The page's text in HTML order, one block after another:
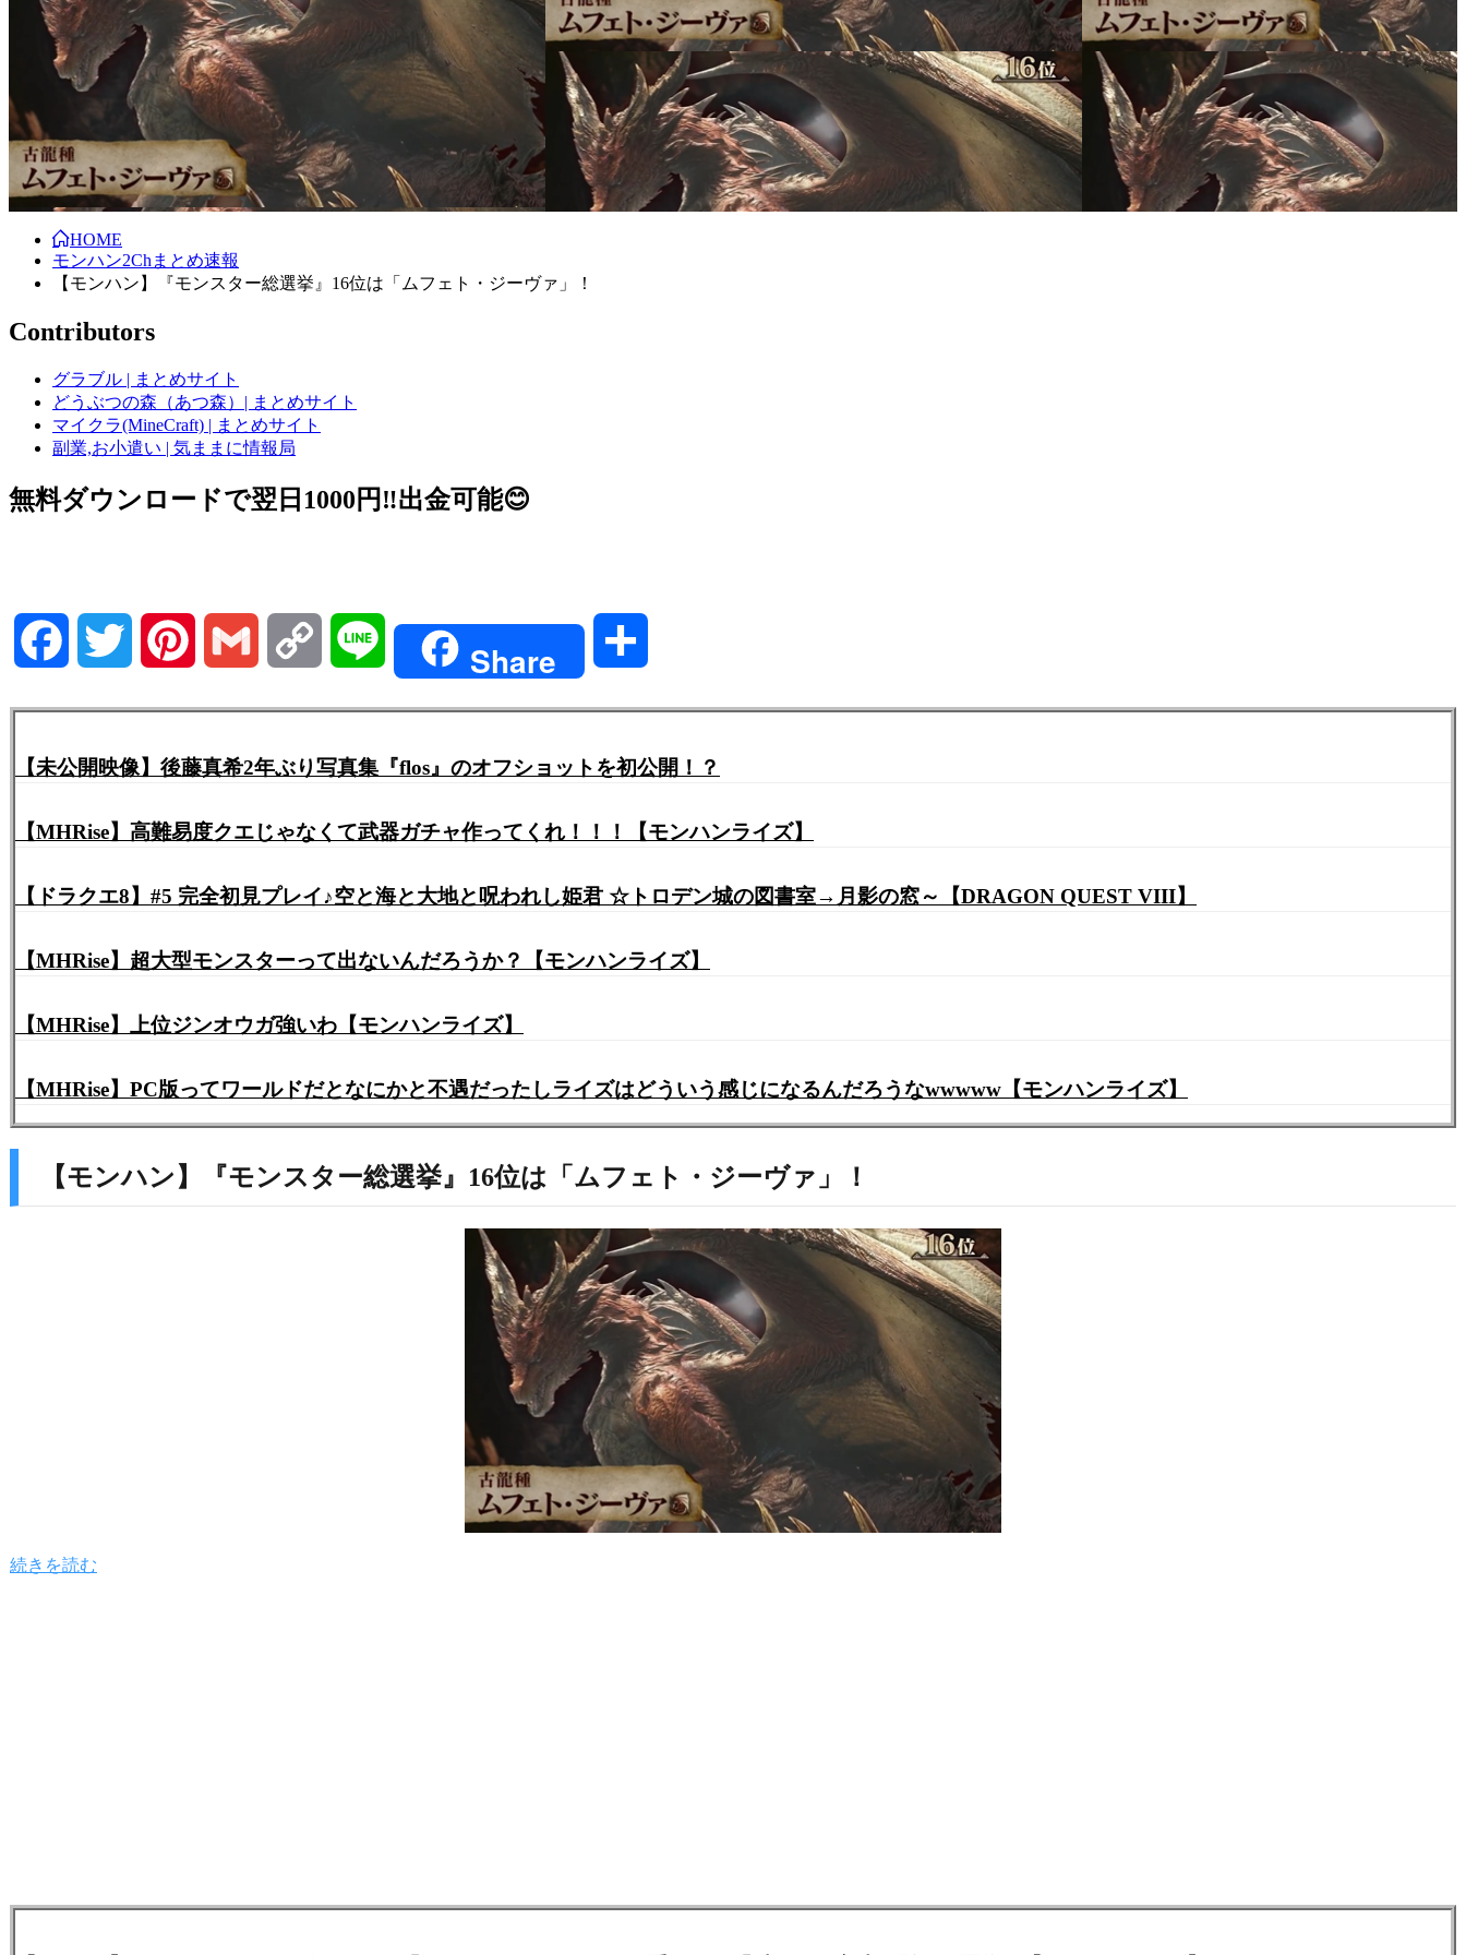
HOME
モンハン2Chまとめ速報
【モンハン】『モンスター総選挙』16位は「ムフェト・ジーヴァ」！
Contributors
グラブル | まとめサイト
どうぶつの森（あつ森）| まとめサイト
マイクラ(MineCraft) | まとめサイト
副業,お小遣い | 気ままに情報局
無料ダウンロードで翌日1000円‼️出金可能😊
Facebook Twitter Pinterest Gmail Copy Share
【未公開映像】後藤真希2年ぶり写真集『flos』のオフショットを初公開！？
【MHRise】高難易度クエじゃなくて武器ガチャ作ってくれ！！！【モンハンライズ】
【ドラクエ8】#5 完全初見プレイ♪空と海と大地と呪われし姫君 ☆トロデン城の図書室→月影の窓～【DRAGON QUEST VIII】
【MHRise】超大型モンスターって出ないんだろうか？【モンハンライズ】
【MHRise】上位ジンオウガ強いわ【モンハンライズ】
【MHRise】PC版ってワールドだとなにかと不遇だったしライズはどういう感じになるんだろうなwwwww【モンハンライズ】
【モンハン】『モンスター総選挙』16位は「ムフェト・ジーヴァ」！
続きを読む